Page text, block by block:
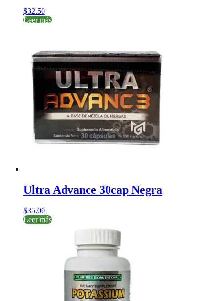
$32.50
Leer más
Ultra Advance 30cap Negra
$35.00
Leer más